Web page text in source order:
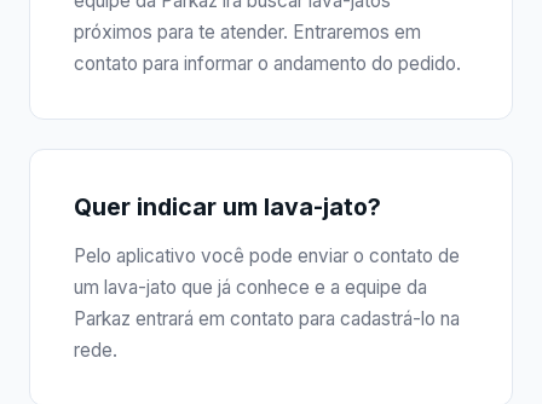
próximos para te atender. Entraremos em
contato para informar o andamento do pedido.
Quer indicar um lava-jato?
Pelo aplicativo você pode enviar o contato de
um lava-jato que já conhece e a equipe da
Parkaz entrará em contato para cadastrá-lo na
rede.